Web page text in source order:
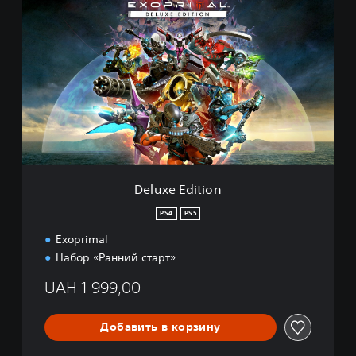
e
E
d
i
t
i
o
Deluxe Edition
PS4 PS5
Exoprimal
Набор «Ранний старт»
UAH 1 999,00
Добавить в корзину